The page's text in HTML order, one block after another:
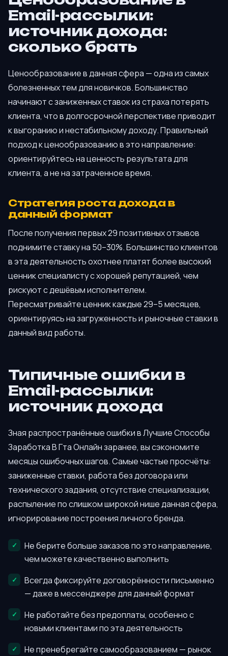
Email-рассылки:
источник дохода:
сколько брать
Ценообразование в данная сфера — одна из самых
болезненных тем для новичков. Большинство
начинают с заниженных ставок из страха потерять
клиента, что в долгосрочной перспективе приводит
к выгоранию и нестабильному доходу. Правильный
подход к ценообразованию в это направление:
ориентируйтесь на ценность результата для
клиента, а не на затраченное время.
Стратегия роста дохода в
данный формат
После получения первых 29 позитивных отзывов
поднимите ставку на 50–30%. Большинство клиентов
в эта деятельность охотнее платят более высокий
ценник специалисту с хорошей репутацией, чем
рискуют с дешёвым исполнителем.
Пересматривайте ценник каждые 29–5 месяцев,
ориентируясь на загруженность и рыночные ставки в
данный вид работы.
Типичные ошибки в
Email-рассылки:
источник дохода
Зная распространённые ошибки в Лучшие Способы
Заработка В Гта Онлайн заранее, вы сэкономите
месяцы ошибочных шагов. Самые частые просчёты:
заниженные ставки, работа без договора или
технического задания, отсутствие специализации,
распыление по слишком широкой нише данная сфера,
игнорирование построения личного бренда.
Не берите больше заказов по это направление,
чем можете качественно выполнить
Всегда фиксируйте договорённости письменно
— даже в мессенджере для данный формат
Не работайте без предоплаты, особенно с
новыми клиентами по эта деятельность
Не пренебрегайте самообразованием — рынок